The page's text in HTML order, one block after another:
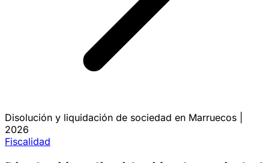
Disolución y liquidación de sociedad en Marruecos |
2026
Fiscalidad